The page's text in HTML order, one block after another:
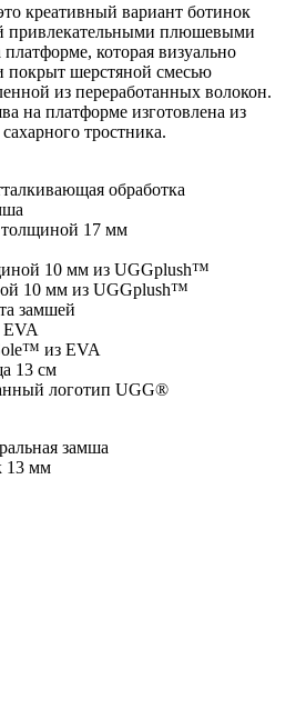
креативный вариант ботинок
привлекательными плюшевыми
которая визуально
покрыт шерстяной смесью
из переработанных волокон.
на платформе изготовлена ​​из
тростника.
обработка
17 мм
10 мм из UGGplush™
10 мм из UGGplush™
замшей
из EVA
13 см
логотип UGG®
замша
13 мм